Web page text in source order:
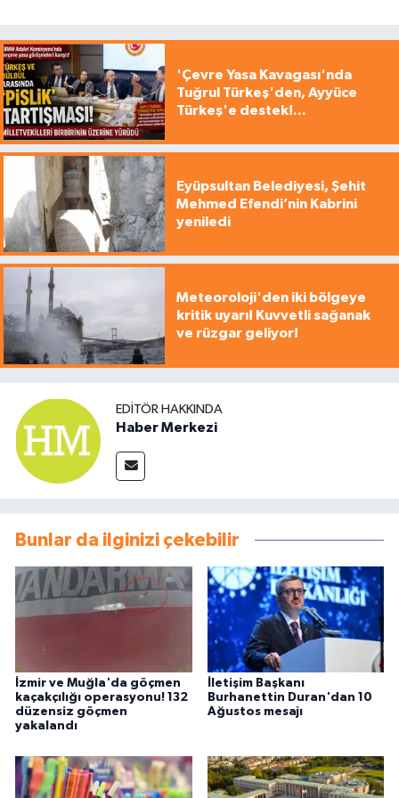
'Çevre Yasa Kavagası'nda
Tuğrul Türkeş'den, Ayyüce
Türkeş'e destek!...
Eyüpsultan Belediyesi, Şehit
Mehmed Efendi’nin Kabrini
yeniledi
Meteoroloji'den iki bölgeye
kritik uyarı! Kuvvetli sağanak
ve rüzgar geliyor!
EDITÖR HAKKINDA
Haber Merkezi
Bunlar da ilginizi çekebilir
İzmir ve Muğla'da göçmen
kaçakçılığı operasyonu! 132
düzensiz göçmen
yakalandı
İletişim Başkanı
Burhanettin Duran'dan 10
Ağustos mesajı